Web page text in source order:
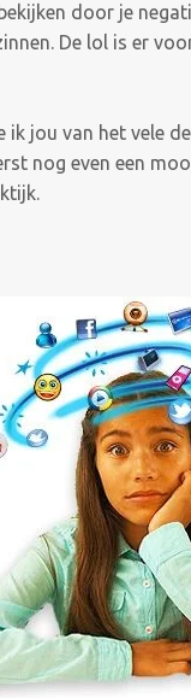
door je
De lol is er
ik jou van het vele
nog even een